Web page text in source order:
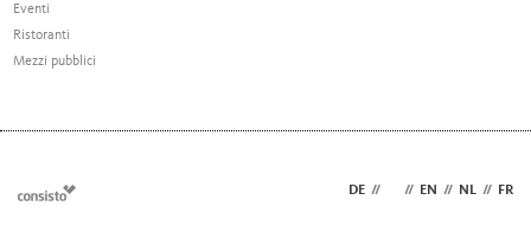
Eventi
Ristoranti
Mezzi pubblici
DE // // EN // NL // FR